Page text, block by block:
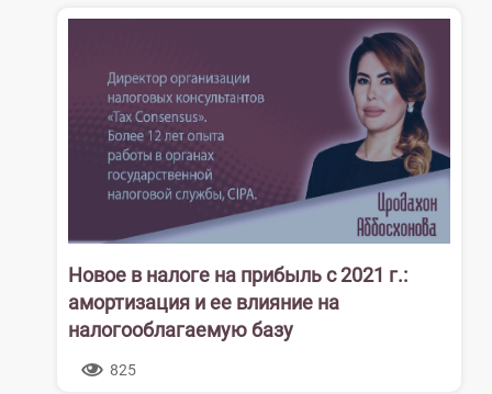
Новое в налоге на прибыль с 2021 г.:
амортизация и ее влияние на
налогооблагаемую базу
825